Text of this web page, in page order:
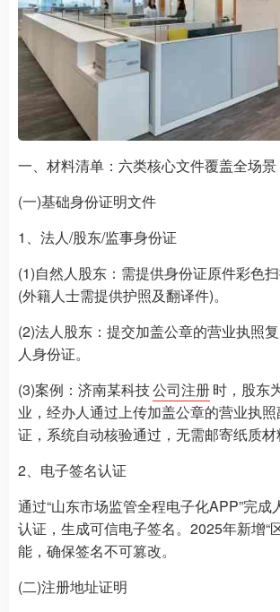
一、材料清单：六类核心文件覆盖全场景
(一)基础身份证明文件
1、法人/股东/监事身份证
(1)自然人股东：需提供身份证原件彩色
(外籍人士需提供护照及翻译件)。
(2)法人股东：提交加盖公章的营业执照
人身份证。
(3)案例：济南某科技公司注册时，股东
业，经办人通过上传加盖公章的营业执
证，系统自动核验通过，无需邮寄纸质材
2、电子签名认证
通过“山东市场监管全程电子化APP”完成
认证，生成可信电子签名。2025年新增“
能，确保签名不可篡改。
(二)注册地址证明